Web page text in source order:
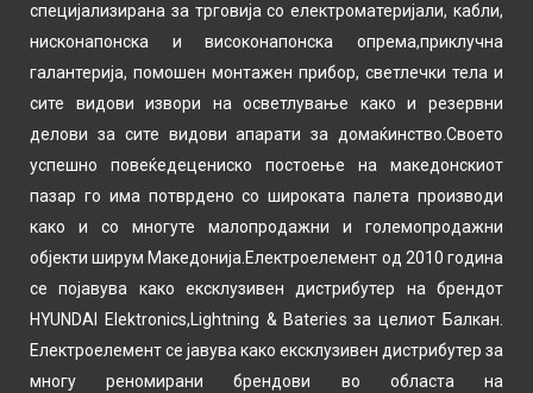
специјализирана за трговија со електроматеријали, кабли,
нисконапонска и високонапонска опрема,приклучна
галантерија, помошен монтажен прибор, светлечки тела и
сите видови извори на осветлување како и резервни
делови за сите видови апарати за домаќинство.Своето
успешно повеќедецениско постоење на македонскиот
пазар го има потврдено со широката палета производи
како и со многуте малопродажни и големопродажни
објекти ширум Македонија.Електроелемент од 2010 година
се појавува како ексклузивен дистрибутер на брендот
HYUNDAI Elektronics,Lightning & Bateries за целиот Балкан.
Електроелемент се јавува како ексклузивен дистрибутер за
многу реномирани брендови во областа на